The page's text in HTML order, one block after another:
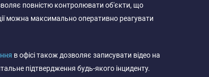
повністю контролювати об'єкти, що
можна максимально оперативно реагувати
в офісі також дозволяє записувати відео на
підтвердження будь-якого інциденту.